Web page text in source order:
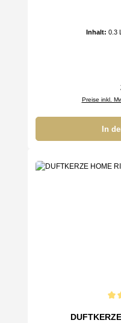
Inhalt: 0.3
Preise inkl.
In